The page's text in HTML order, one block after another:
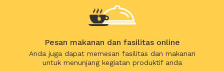
Pesan makanan dan fasilitas online
Anda juga dapat memesan fasilitas dan makanan
untuk menunjang kegiatan produktif anda